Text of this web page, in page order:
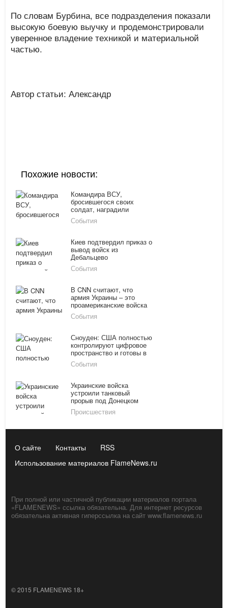
По словам Бурбина, все подразделения показали
высокую боевую выучку и продемонстрировали
уверенное владение техникой и материальной
частью.
Автор статьи: Александр
Похожие новости:
Командира ВСУ,
бросившегося своих
солдат, наградили
званием Героя Украины
События
Киев подтвердил приказ о
вывод войск из
Дебальцево
События
В CNN считают, что
армия Украины – это
проамериканские войска
События
Сноуден: США полностью
контролируют цифровое
пространство и готовы в
любой момент нанести
удар
События
Украинские войска
устроили танковый
прорыв под Донецком
Происшествия
О сайте Контакты
RSS
Использование материалов FlameNews.ru
При полной или частичной публикации материалов портала
«FLAMENEWS» ссылка обязательна. Для интернет ресурсов
обязательна активная гиперссылка на сайт www.flamenews.ru
© 2015 FLAMENEWS 18+